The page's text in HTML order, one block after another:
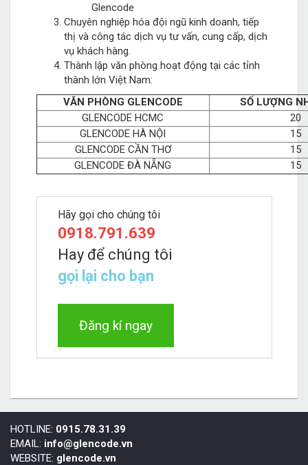
Glencode
Chuyên nghiệp hóa đội ngũ kinh doanh, tiếp
thị và công tác dịch vụ tư vấn, cung cấp, dịch
vụ khách hàng.
Thành lập văn phòng hoạt động tại các tỉnh
thành lớn Việt Nam:
VĂN PHÒNG GLENCODE
SỐ LƯỢNG
GLENCODE HCMC
20
GLENCODE HÀ NỘI
15
GLENCODE CẦN THƠ
15
GLENCODE ĐÀ NẴNG
15
Hãy gọi cho chúng tôi
0918.791.639
Hay để chúng tôi
gọi lại cho bạn
Đăng kí ngay
HOTLINE: 0915.78.31.39
EMAIL: info@glencode.vn
WEBSITE: glencode.vn